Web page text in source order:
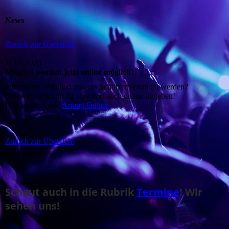
News
Zurück zur Übersicht
11.05.2026
Mitglied werden jetzt online möglich!
Interessiert, Mitglied unseres Schützenverein zu werden?
Den Antrag könnt ihr ab sofort auch online abgeben!
Hier ist der Link: Antrag Online
Zurück zur Übersicht
Schaut auch in die RubrikTermine! Wir
sehen uns!